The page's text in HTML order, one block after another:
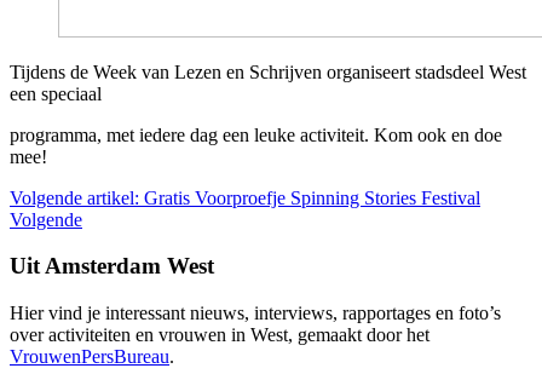
Tijdens de Week van Lezen en Schrijven organiseert stadsdeel West
een speciaal
programma, met iedere dag een leuke activiteit. Kom ook en doe
mee!
Volgende artikel: Gratis Voorproefje Spinning Stories Festival
Volgende
Uit Amsterdam West
Hier vind je interessant nieuws, interviews, rapportages en foto’s
over activiteiten en vrouwen in West, gemaakt door het
VrouwenPersBureau.